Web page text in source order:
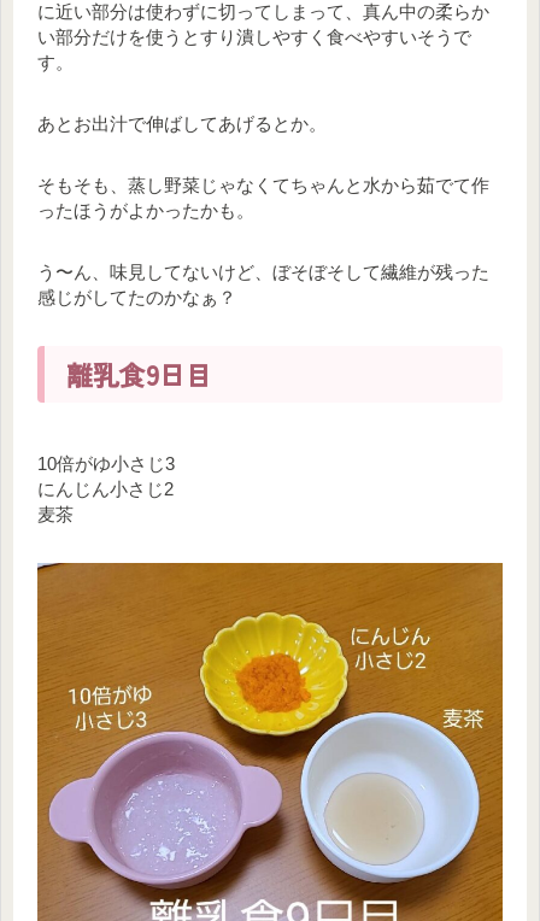
に近い部分は使わずに切ってしまって、真ん中の柔らか
い部分だけを使うとすり潰しやすく食べやすいそうで
す。
あとお出汁で伸ばしてあげるとか。
そもそも、蒸し野菜じゃなくてちゃんと水から茹でて作
ったほうがよかったかも。
う〜ん、味見してないけど、ぼそぼそして繊維が残った
感じがしてたのかなぁ？
離乳食9日目
10倍がゆ小さじ3
にんじん小さじ2
麦茶